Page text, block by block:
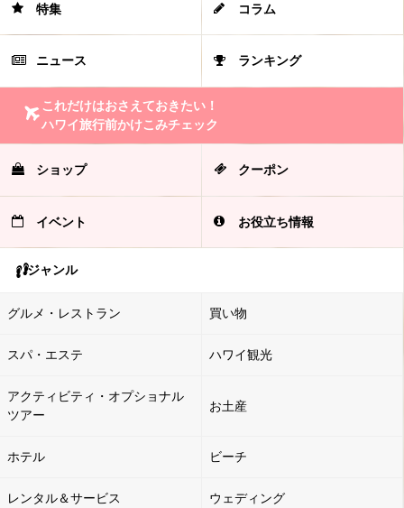
特集 コラム
ニュース ランキング
これだけはおさえておきたい！
ハワイ旅行前かけこみチェック
ショップ クーポン
イベント お役立ち情報
ジャンル
グルメ・レストラン 買い物
スパ・エステ ハワイ観光
アクティビティ・オプショナル
ツアー
お土産
ホテル ビーチ
レンタル＆サービス ウェディング